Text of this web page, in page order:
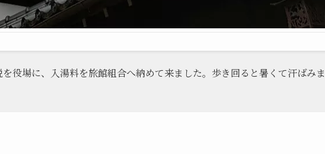
役場に、入湯料を旅館組合へ納めて来ました。歩き回ると暑くて汗ばみま